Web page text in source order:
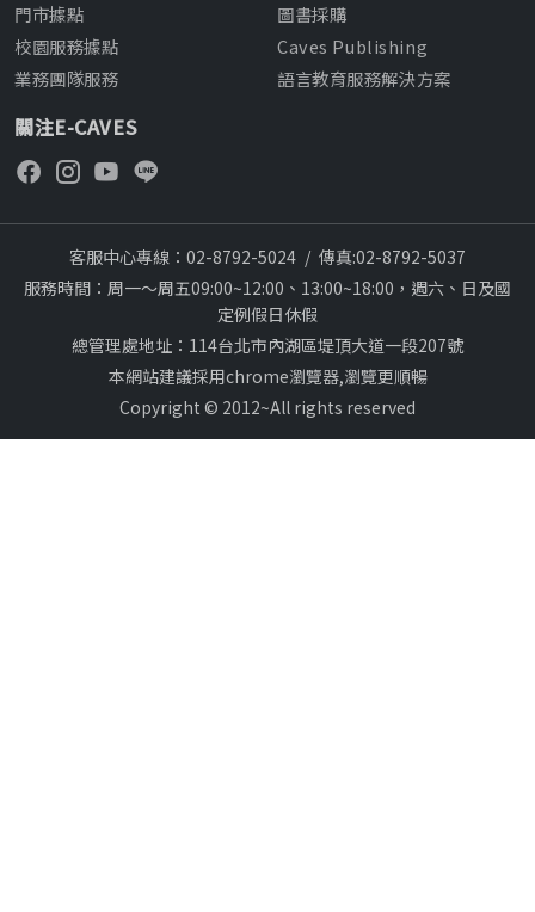
門市據點
校園服務據點
業務團隊服務
圖書採購
Caves Publishing
語言教育服務解決方案
關注E-CAVES
客服中心專線：02-8792-5024 / 傳真:02-8792-5037
服務時間：周一～周五09:00~12:00、13:00~18:00，週六、日及國
定例假日休假
總管理處地址：114台北市內湖區堤頂大道一段207號
本網站建議採用chrome瀏覽器,瀏覽更順暢
Copyright © 2012~All rights reserved